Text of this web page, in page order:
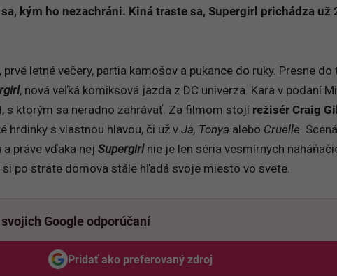
kým ho nezachráni. Kiná traste sa, Supergirl prichádza už
letné večery, partia kamošov a pukance do ruky. Presne do
, nová veľká komiksová jazda z DC univerza. Kara v podaní
s ktorým sa neradno zahrávať. Za filmom stojí režisér Craig
hrdinky s vlastnou hlavou, či už v Ja, Tonya alebo Cruelle.
a práve vďaka nej Supergirl nie je len séria vesmírnych
si po strate domova stále hľadá svoje miesto vo svete.
Google odporúčaní
Pridať ako preferovaný zdroj
Odzadu, odkaz sa otvorí v novom okne